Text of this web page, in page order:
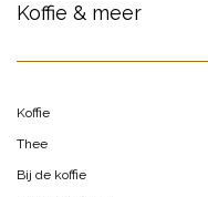
Koffie & meer
Koffie
Thee
Bij de koffie